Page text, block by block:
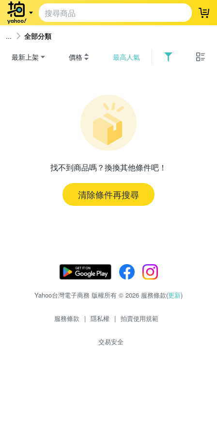
登
全部分類
最新上架 價格 最高人氣
找不到商品嗎？換換其他條件吧！
清除條件再搜尋
Yahoo台灣電子商務 版權所有 © 2026 服務條款(更新)
服務條款 | 隱私權 | 拍賣使用規範
交易安全